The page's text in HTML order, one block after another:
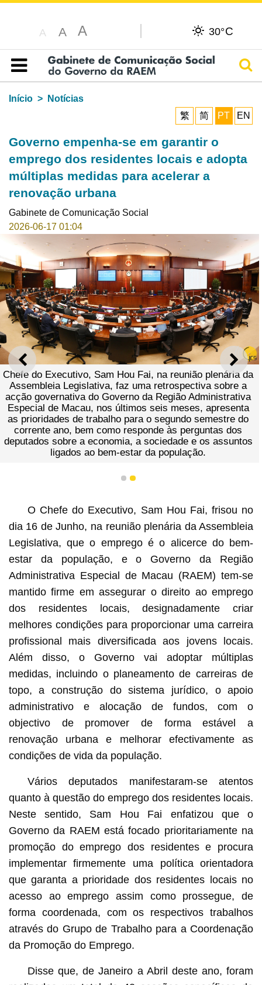
A A A 30°C
Índice
Início
Notícias
繁
简 PT EN
Governo empenha-se em garantir o
emprego dos residentes locais e adopta
múltiplas medidas para acelerar a
renovação urbana
Gabinete de Comunicação Social
2026-06-17 01:04
ANTERIOR
Chefe do Executivo, Sam Hou Fai, na reunião plenária da
Assembleia Legislativa, faz uma retrospectiva sobre a
acção governativa do Governo da Região Administrativa
Especial de Macau, nos últimos seis meses, apresenta
as prioridades de trabalho para o segundo semestre do
corrente ano, bem como responde às perguntas dos
deputados sobre a economia, a sociedade e os assuntos
ligados ao bem-estar da população.
1 2
O Chefe do Executivo, Sam Hou Fai, frisou no
dia 16 de Junho, na reunião plenária da Assembleia
Legislativa, que o emprego é o alicerce do bem-
estar da população, e o Governo da Região
Administrativa Especial de Macau (RAEM) tem-se
mantido firme em assegurar o direito ao emprego
dos residentes locais, designadamente criar
melhores condições para proporcionar uma carreira
profissional mais diversificada aos jovens locais.
Além disso, o Governo vai adoptar múltiplas
medidas, incluindo o planeamento de carreiras de
topo, a construção do sistema jurídico, o apoio
administrativo e alocação de fundos, com o
objectivo de promover de forma estável a
renovação urbana e melhorar efectivamente as
condições de vida da população.
Vários deputados manifestaram-se atentos
quanto à questão do emprego dos residentes locais.
Neste sentido, Sam Hou Fai enfatizou que o
Governo da RAEM está focado prioritariamente na
promoção do emprego dos residentes e procura
implementar firmemente uma política orientadora
que garanta a prioridade dos residentes locais no
acesso ao emprego assim como prossegue, de
forma coordenada, com os respectivos trabalhos
através do Grupo de Trabalho para a Coordenação
da Promoção do Emprego.
Disse que, de Janeiro a Abril deste ano, foram